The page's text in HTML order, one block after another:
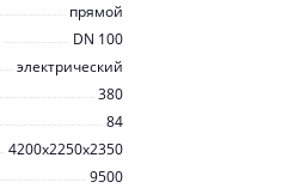
прямой
DN 100
электрический
380
84
4200x2250x2350
9500